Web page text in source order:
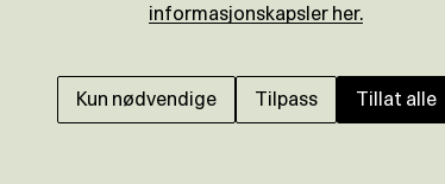
ENGENE
Lettstelt og
parkerig og
informasjonskapsler her.
Kun nødvendige Tilpass Tillat alle